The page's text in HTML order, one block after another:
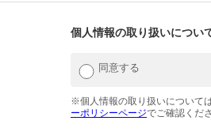
個人情報の取り扱いについ
同意する
※個人情報の取り扱いについて
ーポリシーページでご確認くださ